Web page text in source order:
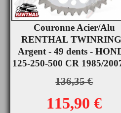
Couronne Acier/Alu
RENTHAL
Argent - 49 dents -
125-250-500 CR 1985/
136,35 €
115,90 €
Aperçu rapide